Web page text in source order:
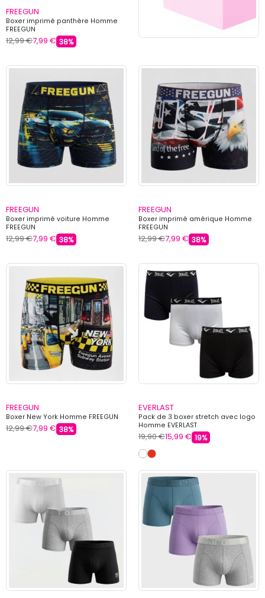
FREEGUN
Boxer imprimé panthère Homme
FREEGUN
12,99 €7,99 € 38%
FREEGUN
Boxer imprimé voiture Homme
FREEGUN
12,99 €7,99 € 38%
FREEGUN
Boxer imprimé amérique Homme
FREEGUN
12,99 €7,99 € 38%
FREEGUN
Boxer New York Homme FREEGUN
12,99 €7,99 € 38%
EVERLAST
Pack de 3 boxer stretch avec logo
Homme EVERLAST
19,90 €15,99 € 19%